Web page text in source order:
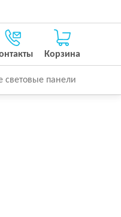
Корзина
световые панели